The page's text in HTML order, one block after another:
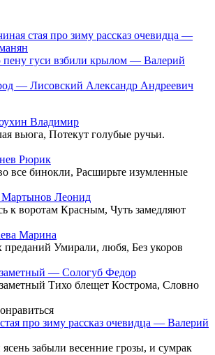
стая про зиму рассказ очевидца —
пену гуси взбили крылом — Валерий
— Лисовский Александр Андреевич
Владимир
вьюга, Потекут голубые ручьи.
Рюрик
все бинокли, Расширьте изумленные
Леонид
к воротам Красным, Чуть замедляют
Марина
преданий Умирали, любя, Без укоров
заметный — Сологуб Федор
Тихо блещет Кострома, Словно
про зиму рассказ очевидца — Валерий
забыли весенние грозы, и сумрак